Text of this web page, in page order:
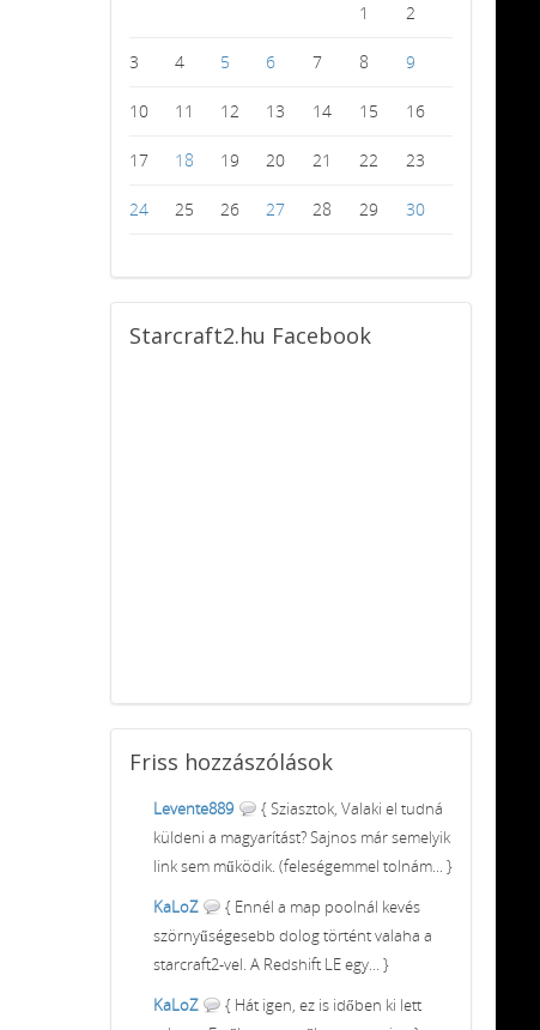
1
2
3 4 5 6 7 8 9
10 11 12 13 14 15 16
17 18 19 20 21 22 23
24 25 26 27 28 29 30
Starcraft2.hu Facebook
Friss hozzászólások
Levente889
{ Sziasztok, Valaki el tudná
küldeni a magyarítást? Sajnos már semelyik
link sem működik. (feleségemmel tolnám... }
KaLoZ
{ Ennél a map poolnál kevés
szörnyűségesebb dolog történt valaha a
starcraft2-vel. A Redshift LE egy... }
KaLoZ
{ Hát igen, ez is időben ki lett